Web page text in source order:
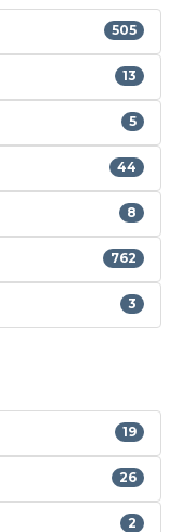
505
13
5
44
8
762
3
19
26
2